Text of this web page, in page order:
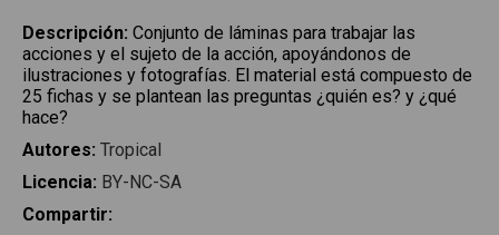
Descripción: Conjunto de láminas para trabajar las
acciones y el sujeto de la acción, apoyándonos de
ilustraciones y fotografías. El material está compuesto de
25 fichas y se plantean las preguntas ¿quién es? y ¿qué
hace?
Autores: Tropical
Licencia: BY-NC-SA
Compartir: